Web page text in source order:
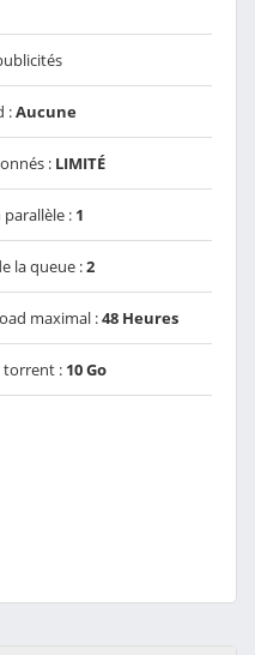
:Aucune
: LIMITÉ
: 1
la queue :2
maximal :48 Heures
torrent : 10 Go